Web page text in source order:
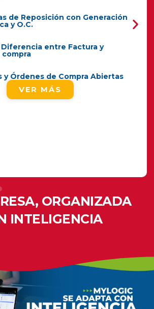
de Reposición con Generación
y O.C.
entre Factura y
y Órdenes de Compra Abiertas
VER MÁS
ORGANIZADA
INTELIGENCIA